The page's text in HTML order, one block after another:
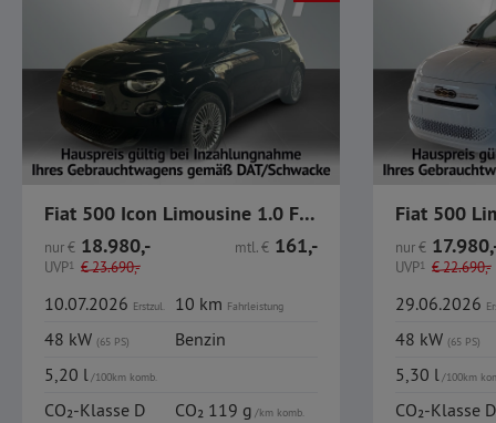
Fiat 500 Icon Limousine 1.0 FireFly MHEV
nur€ 18.980,-
UVP1 €23.690,-
mtl.€ 161,-
10.07.2026 Erstzul. 10 km Fahrleistung
48 kW (65 PS)
Benzin
5,20 l/100km komb.
CO₂-Klasse D CO₂ 119 g/km komb.
nur€
UVP1 €22.690,-
29.06.2026
48 kW (65 PS)
5,30 l/100km
CO₂-Klasse D